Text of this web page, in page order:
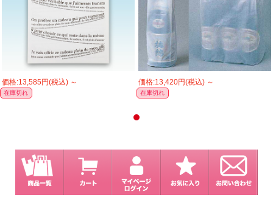
価格:13,585円(税込) ～
在庫切れ
価格:13,420円(税込) ～
在庫切れ